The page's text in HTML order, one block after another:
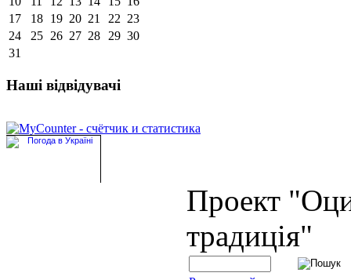
17
18 19 20 21 22 23
24
25 26 27 28 29 30
31
Наші відвідувачі
Проект
традиція"